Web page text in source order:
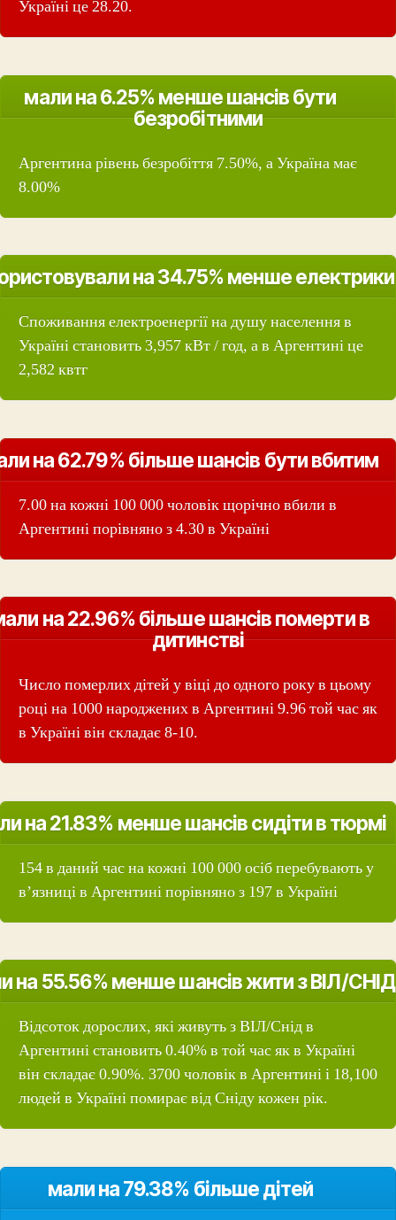
Україні це 28.20.
мали на 6.25% менше шансів бути
безробітними
Аргентина рівень безробіття 7.50%, а Україна має
8.00%
на 34.75% менше електрики
Споживання електроенергії на душу населення в
Україні становить 3,957 кВт / год, а в Аргентині це
2,582 квтг
на 62.79% більше шансів бути вбитим
7.00 на кожні 100 000 чоловік щорічно вбили в
Аргентині порівняно з 4.30 в Україні
на 22.96% більше шансів померти в
дитинстві
Число померлих дітей у віці до одного року в цьому
році на 1000 народжених в Аргентині 9.96 той час як
в Україні він складає 8-10.
на 21.83% менше шансів сидіти в тюрмі
154 в даний час на кожні 100 000 осіб перебувають у
в’язниці в Аргентині порівняно з 197 в Україні
на 55.56% менше шансів жити з ВІЛ/СНІД
Відсоток дорослих, які живуть з ВІЛ/Снід в
Аргентині становить 0.40% в той час як в Україні
він складає 0.90%. 3700 чоловік в Аргентині і 18,100
людей в Україні помирає від Сніду кожен рік.
мали на 79.38% більше дітей